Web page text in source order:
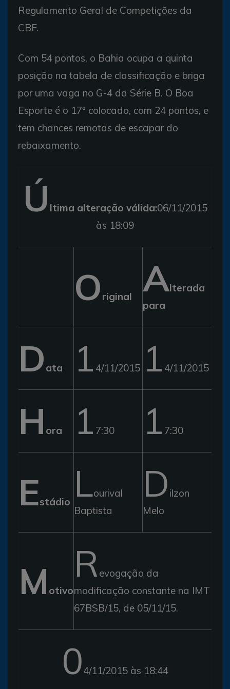
Regulamento Geral de Competições da
CBF.
Com 54 pontos, o Bahia ocupa a quinta
posição na tabela de classificação e briga
por uma vaga no G-4 da Série B. O Boa
Esporte é o 17º colocado, com 24 pontos, e
tem chances remotas de escapar do
rebaixamento.
Ú ltima alteração válida:06/11/2015
às 18:09
O riginal Alterada
para
D ata 1 4/11/2015 1 4/11/2015
H ora 1 7:30 1 7:30
Estádio Lourival
Baptista
D ilzon
Melo
M otivo
Revogação da
modificação constante na IMT
67BSB/15, de 05/11/15.
04/11/2015 às 18:44